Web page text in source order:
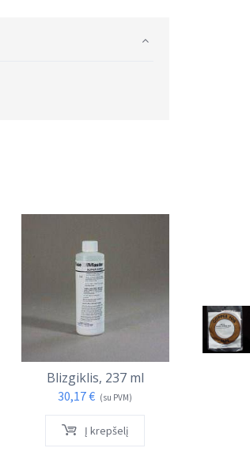
Blizgiklis, 237 ml
30,17€ (su PVM)
Į krepšelį